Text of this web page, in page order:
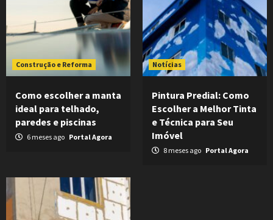
Construção e Reforma
Como escolher a manta
ideal para telhado,
paredes e piscinas
6 meses ago Portal Agora
Notícias
Pintura Predial: Como
Escolher a Melhor Tinta
e Técnica para Seu
Imóvel
8 meses ago Portal Agora